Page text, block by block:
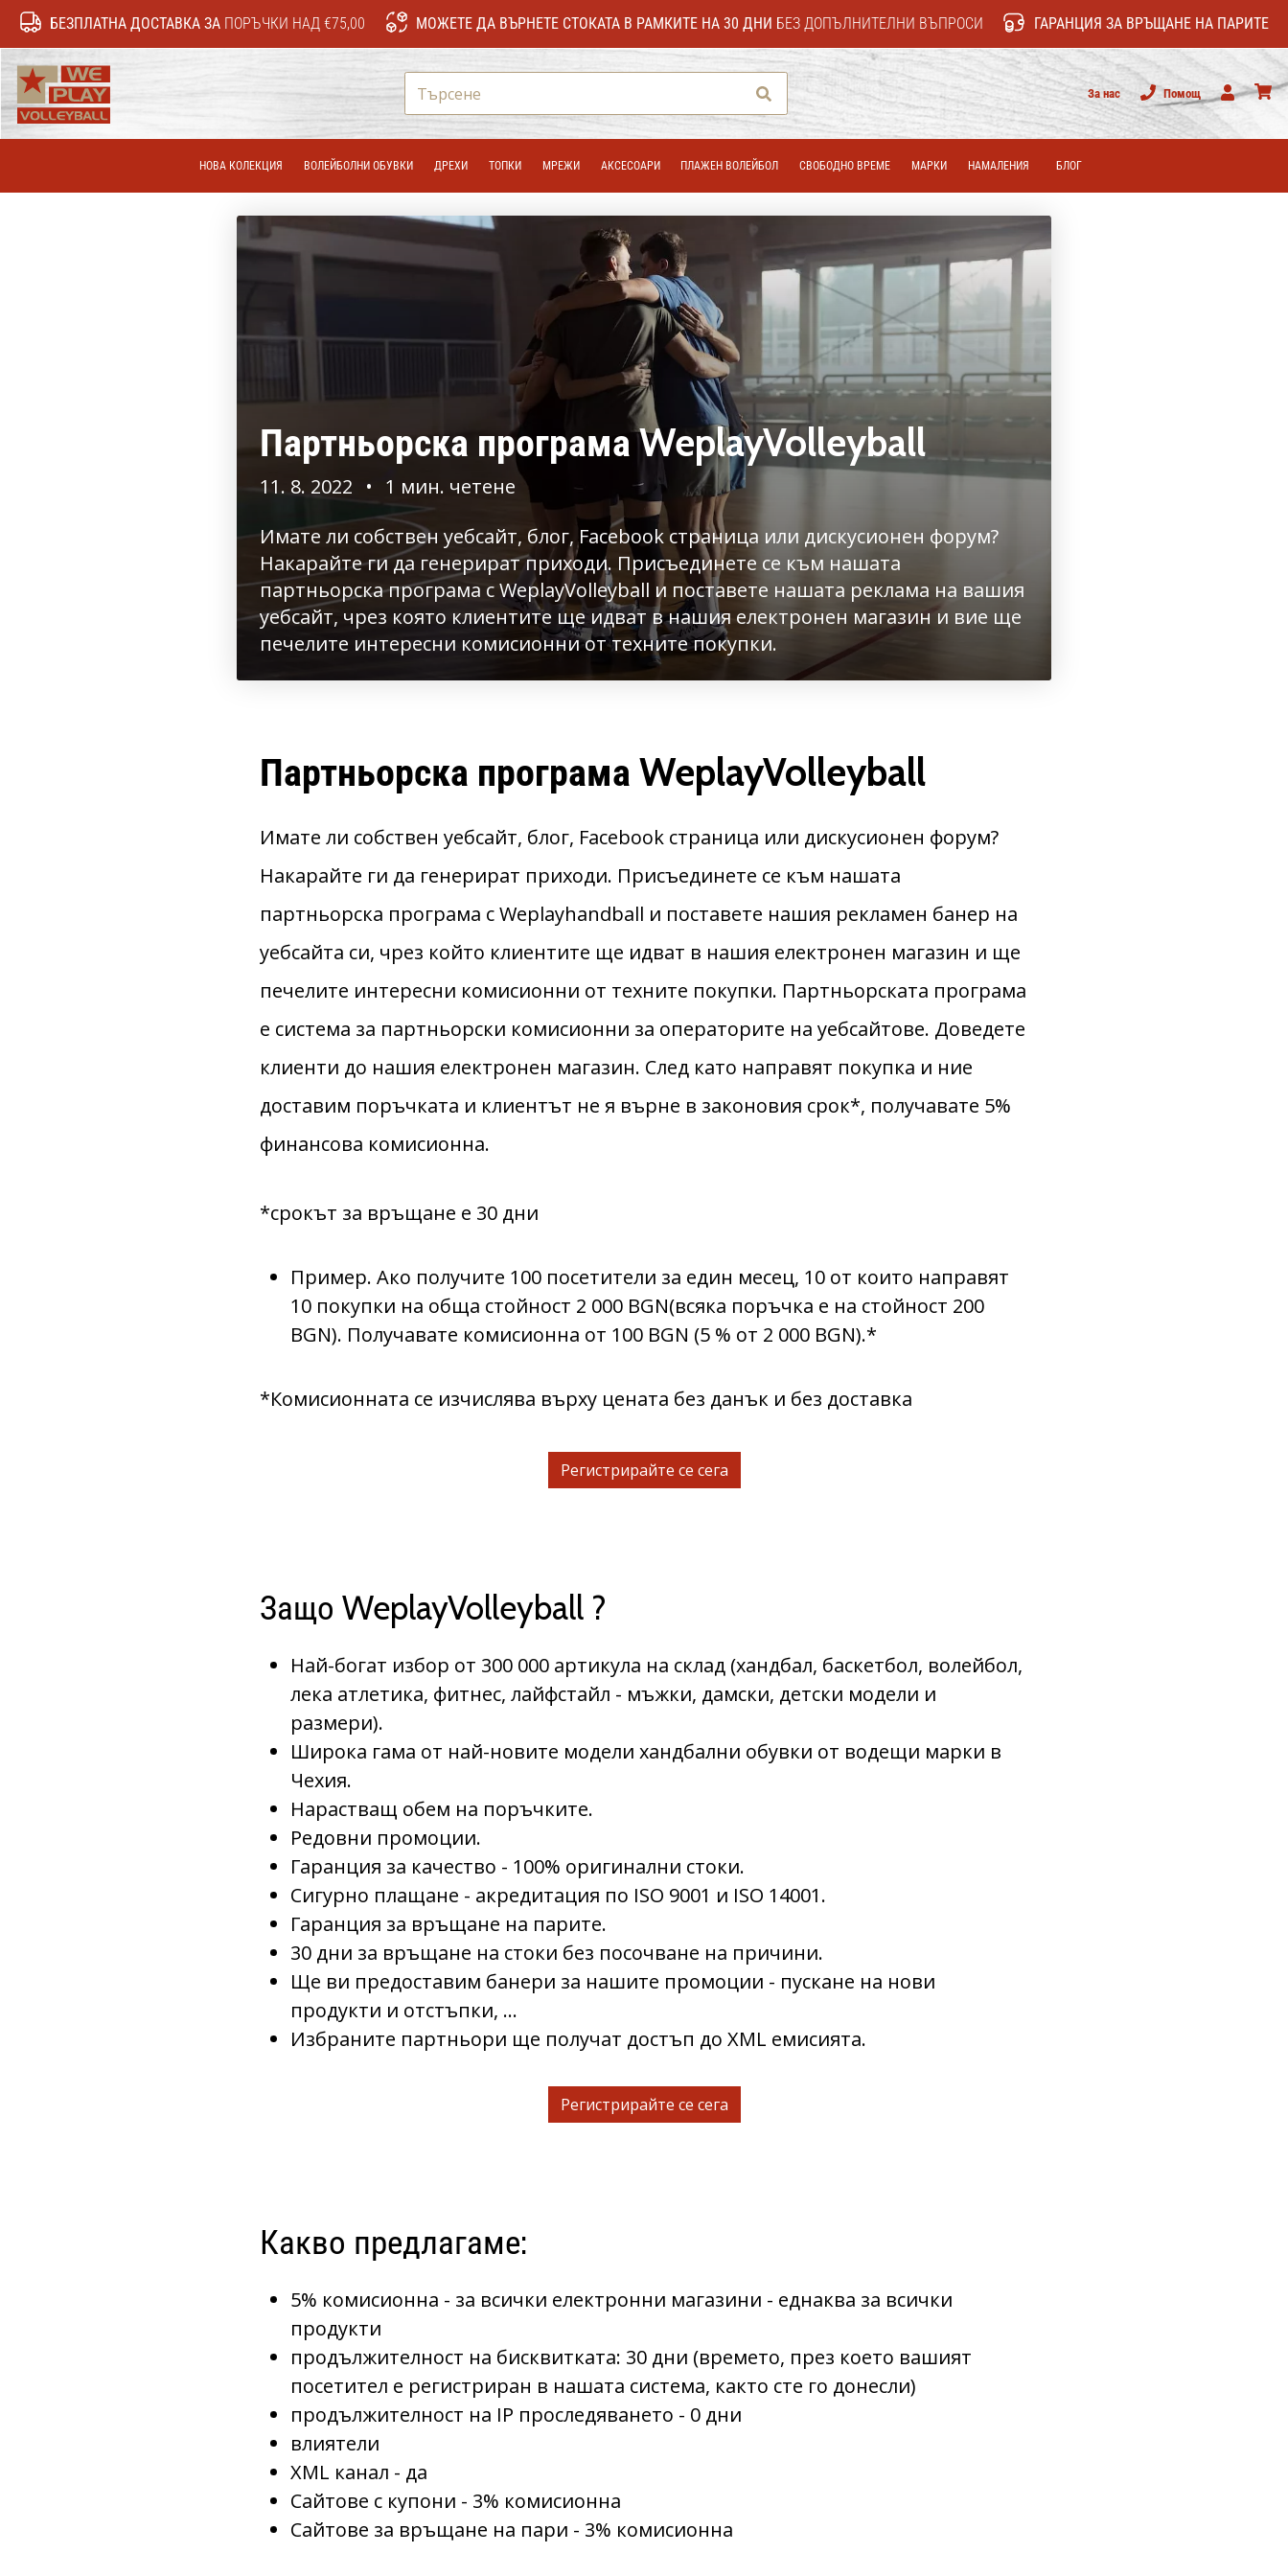
БЕЗПЛАТНА ДОСТАВКА ЗА ПОРЪЧКИ НАД €75,00 МОЖЕТЕ ДА ВЪРНЕТЕ СТОКАТА В РАМКИТЕ НА 30 ДНИ БЕЗ ДОПЪЛНИТЕЛНИ ВЪПРОСИ ГАРАНЦИЯ ЗА ВРЪЩАНЕ НА ПАРИТЕ
Търсене За нас
Помощ
Потребител
НОВА КОЛЕКЦИЯ ВОЛЕЙБОЛНИ ОБУВКИ ДРЕХИ ТОПКИ МРЕЖИ АКСЕСОАРИ ПЛАЖЕН ВОЛЕЙБОЛ СВОБОДНО ВРЕМЕ МАРКИ НАМАЛЕНИЯ БЛОГ
Партньорска програма WeplayVolleyball
11. 8. 2022 • 1 мин. четене
Имате ли собствен уебсайт, блог, Facebook страница или дискусионен форум?
Накарайте ги да генерират приходи. Присъединете се към нашата
партньорска програма с WeplayVolleyball и поставете нашата реклама на вашия
уебсайт, чрез която клиентите ще идват в нашия електронен магазин и вие ще
печелите интересни комисионни от техните покупки.
Партньорска програма WeplayVolleyball
Имате ли собствен уебсайт, блог, Facebook страница или дискусионен форум?
Накарайте ги да генерират приходи. Присъединете се към нашата
партньорска програма с Weplayhandball и поставете нашия рекламен банер на
уебсайта си, чрез който клиентите ще идват в нашия електронен магазин и ще
печелите интересни комисионни от техните покупки. Партньорската програма
е система за партньорски комисионни за операторите на уебсайтове. Доведете
клиенти до нашия електронен магазин. След като направят покупка и ние
доставим поръчката и клиентът не я върне в законовия срок*, получавате 5%
финансова комисионна.
*срокът за връщане е 30 дни
Пример. Ако получите 100 посетители за един месец, 10 от които направят
10 покупки на обща стойност 2 000 BGN(всяка поръчка е на стойност 200
BGN). Получавате комисионна от 100 BGN (5 % от 2 000 BGN).*
*Комисионната се изчислява върху цената без данък и без доставка
Регистрирайте се сега
Защо WeplayVolleyball ?
Най-богат избор от 300 000 артикула на склад (хандбал, баскетбол, волейбол,
лека атлетика, фитнес, лайфстайл - мъжки, дамски, детски модели и
размери).
Широка гама от най-новите модели хандбални обувки от водещи марки в
Чехия.
Нарастващ обем на поръчките.
Редовни промоции.
Гаранция за качество - 100% оригинални стоки.
Сигурно плащане - акредитация по ISO 9001 и ISO 14001.
Гаранция за връщане на парите.
30 дни за връщане на стоки без посочване на причини.
Ще ви предоставим банери за нашите промоции - пускане на нови
продукти и отстъпки, ...
Избраните партньори ще получат достъп до XML емисията.
Регистрирайте се сега
Какво предлагаме:
5% комисионна - за всички електронни магазини - еднаква за всички
продукти
продължителност на бисквитката: 30 дни (времето, през което вашият
посетител е регистриран в нашата система, както сте го донесли)
продължителност на IP проследяването - 0 дни
влиятели
XML канал - да
Сайтове с купони - 3% комисионна
Сайтове за връщане на пари - 3% комисионна